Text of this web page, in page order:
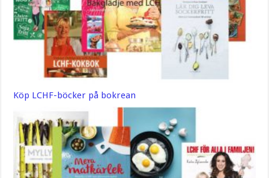
Köp LCHF-böcker på bokrean